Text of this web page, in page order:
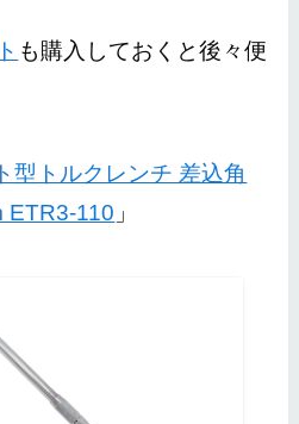
も購入しておくと後々便
型トルクレンチ 差込角
ETR3-110 」